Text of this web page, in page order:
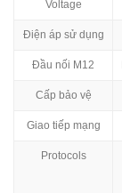
Voltage
Điện áp sử dụng
Đầu nối M12
Cấp bảo vệ
Giao tiếp mạng
Protocols